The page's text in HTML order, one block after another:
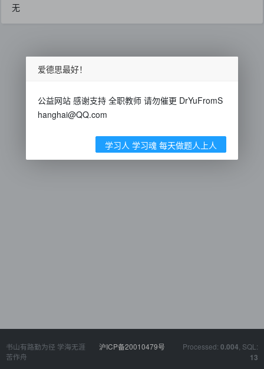
无
书山有路勤为径 学海无涯
苦作舟
沪ICP备20010479号 Processed: 0.004 , SQL:
13
爱德思最好！
公益网站 感谢支持 全职教师 请勿催更 DrYuFromS
hanghai@QQ.com
学习人 学习魂 每天做题人上人